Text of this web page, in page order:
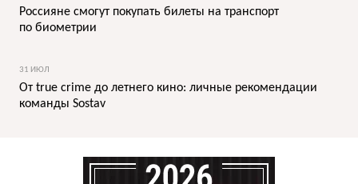
Россияне смогут покупать билеты на транспорт
по биометрии
31 ИЮЛ
От true crime до летнего кино: личные рекомендации
команды Sostav